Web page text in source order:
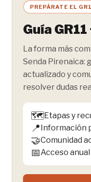
PREPÁRATE EL
Guía
La forma más
Senda Pirenaica:
actualizado y
resolver dudas
🗺️Etapas y
📍 Información
🤝Comunidad
📅Acceso anual